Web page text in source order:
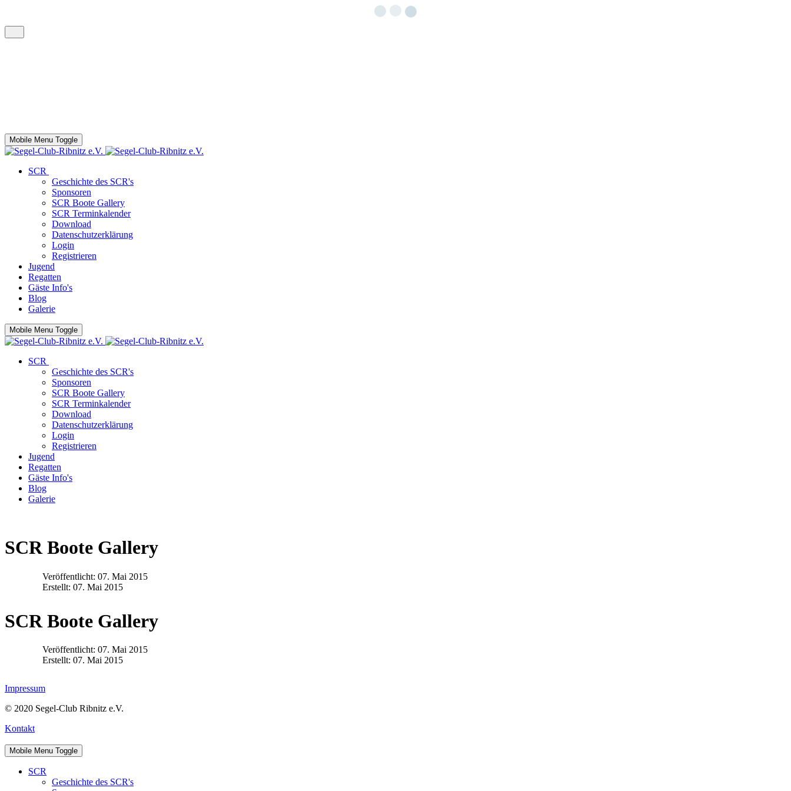
Mobile Menu Toggle
SCR
Geschichte des SCR's
Sponsoren
SCR Boote Gallery
SCR Terminkalender
Download
Datenschutzerklärung
Login
Registrieren
Jugend
Regatten
Gäste Info's
Blog
Galerie
Mobile Menu Toggle
SCR
Geschichte des SCR's
Sponsoren
SCR Boote Gallery
SCR Terminkalender
Download
Datenschutzerklärung
Login
Registrieren
Jugend
Regatten
Gäste Info's
Blog
Galerie
SCR Boote Gallery
Veröffentlicht: 07. Mai 2015
Erstellt: 07. Mai 2015
SCR Boote Gallery
Veröffentlicht: 07. Mai 2015
Erstellt: 07. Mai 2015
Impressum
© 2020 Segel-Club Ribnitz e.V.
Kontakt
Mobile Menu Toggle
SCR
Geschichte des SCR's